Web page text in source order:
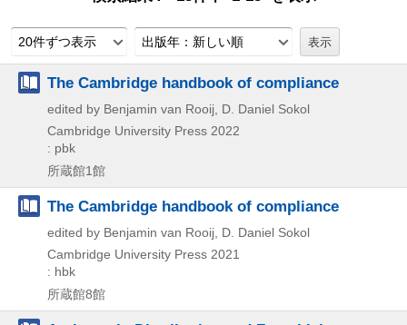
20件ずつ表示 出版年：新しい順
The Cambridge handbook of compliance
edited by Benjamin van Rooij, D. Daniel Sokol
Cambridge University Press 2022
: pbk
所蔵館1館
The Cambridge handbook of compliance
edited by Benjamin van Rooij, D. Daniel Sokol
Cambridge University Press 2021
: hbk
所蔵館8館